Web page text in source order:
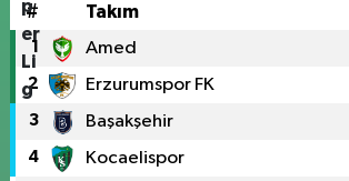
# Takım
1 Amed
2 Erzurumspor FK
3 Başakşehir
4 Kocaelispor